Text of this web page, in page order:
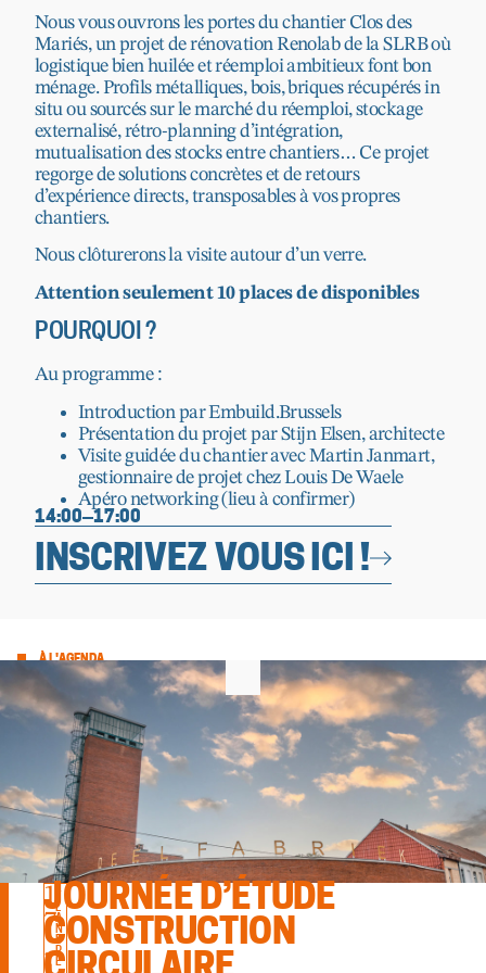
Nous vous ouvrons les portes du chantier Clos des
Mariés, un projet de rénovation Renolab de la SLRB où
logistique bien huilée et réemploi ambitieux font bon
ménage. Profils métalliques, bois, briques récupérés in
situ ou sourcés sur le marché du réemploi, stockage
externalisé, rétro-planning d’intégration,
mutualisation des stocks entre chantiers… Ce projet
regorge de solutions concrètes et de retours
d’expérience directs, transposables à vos propres
chantiers.
Nous clôturerons la visite autour d’un verre.
Attention seulement 10 places de disponibles
POURQUOI ?
Au programme :
Introduction par Embuild.Brussels
Présentation du projet par Stijn Elsen, architecte
Visite guidée du chantier avec Martin Janmart,
gestionnaire de projet chez Louis De Waele
Apéro networking (lieu à confirmer)
14:00 17:00
INSCRIVEZ VOUS ICI !
À L'AGENDA
1
7
.
L
A
N
D
R
E
JOURNÉE D’ÉTUDE
CONSTRUCTION